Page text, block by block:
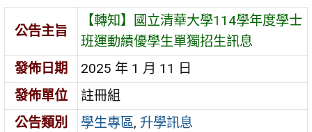
公告主旨
【轉知】國立清華大學114學年度學士
班運動績優學生單獨招生訊息
發佈日期
2025 年 1 月 11 日
發佈單位
註冊組
公告類別
學生專區, 升學訊息